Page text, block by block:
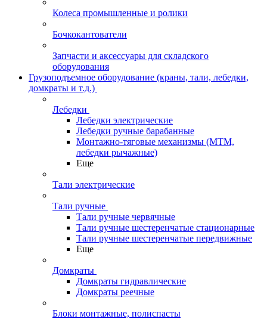
Колеса промышленные и ролики
Бочкокантователи
Запчасти и аксессуары для складского
оборудования
Грузоподъемное оборудование (краны, тали, лебедки,
домкраты и т.д.)
Лебедки
Лебедки электрические
Лебедки ручные барабанные
Монтажно-тяговые механизмы (МТМ,
лебедки рычажные)
Еще
Тали электрические
Тали ручные
Тали ручные червячные
Тали ручные шестеренчатые стационарные
Тали ручные шестеренчатые передвижные
Еще
Домкраты
Домкраты гидравлические
Домкраты реечные
Блоки монтажные, полиспасты